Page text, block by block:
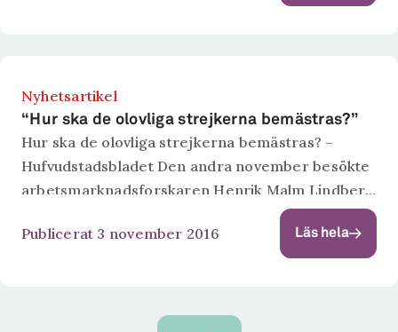
rapport om olovliga strejker i Sverige...
Nyhetsartikel
“Hur ska de olovliga strejkerna bemästras?”
Hur ska de olovliga strejkerna bemästras? –
Hufvudstadsbladet Den andra november besökte
arbetsmarknadsforskaren Henrik Malm Lindberg
den finska tankesmedjan Eva i Helsingfors. Där
presenterade han en ny rapport om olovliga
Publicerat 3 november 2016 Läs hela